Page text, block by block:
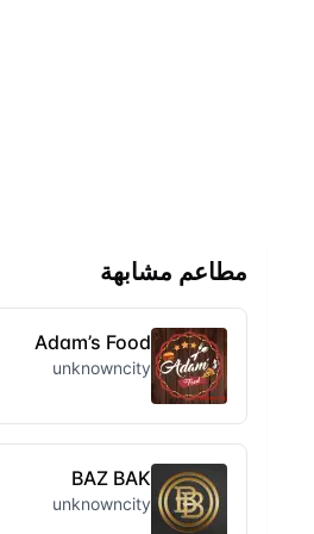
مطاعم مشابهة
Adam’s Food
unknowncity
BAZ BAK
unknowncity